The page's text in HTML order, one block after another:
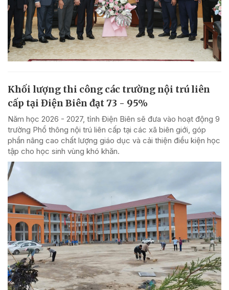
Khối lượng thi công các trường nội trú liên
cấp tại Điện Biên đạt 73 - 95%
Năm học 2026 - 2027, tỉnh Điện Biên sẽ đưa vào hoạt động 9
trường Phổ thông nội trú liên cấp tại các xã biên giới, góp
phần nâng cao chất lượng giáo dục và cải thiện điều kiện học
tập cho học sinh vùng khó khăn.